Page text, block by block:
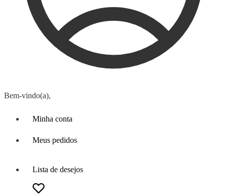
Bem-vindo(a),
Minha conta
Meus pedidos
Lista de desejos